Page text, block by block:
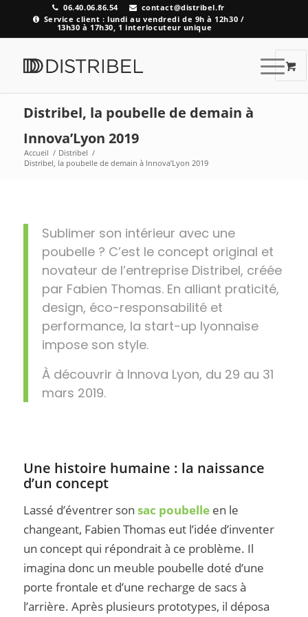
06.40.06.86.54
contact@distribel.fr
Service client : lundi au vendredi de 9h à 12h30 /
13h30 à 17h30, 1 interlocuteur unique
Distribel, la poubelle de demain à
Innova’Lyon 2019
Accueil / Distribel /
Distribel, la poubelle de demain à Innova’Lyon 2019
Sublimer son intérieur avec une
poubelle ? C’est le concept original et
novateur de l’entreprise Distribel, créée
par Fabien Thomas. En alliant praticité,
design, éco-responsabilité et
performance, la start-up lyonnaise
impose son style.
À découvrir à Innova Lyon, du 29 au 31
mars 2019.
Une histoire humaine : la naissance
d’un concept
Lassé d’éventrer son sac poubelle en le
changeant, Fabien Thomas eut l’idée d’inventer
un concept qui répondrait à ce problème. Il
imagina donc un meuble poubelle doté d’une
porte frontale et d’une recharge de sacs à
l’arrière. Après plusieurs prototypes, il déposa